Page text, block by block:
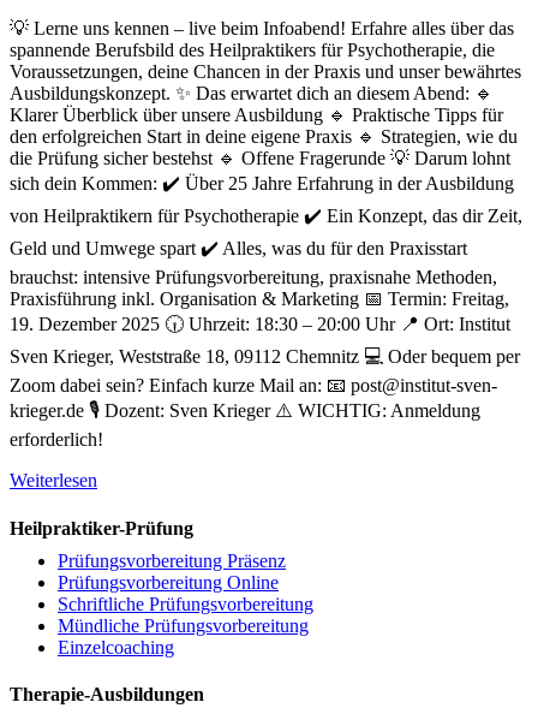
💡 Lerne uns kennen – live beim Infoabend! Erfahre alles über das
spannende Berufsbild des Heilpraktikers für Psychotherapie, die
Voraussetzungen, deine Chancen in der Praxis und unser bewährtes
Ausbildungskonzept. ✨ Das erwartet dich an diesem Abend: 🔹
Klarer Überblick über unsere Ausbildung 🔹 Praktische Tipps für
den erfolgreichen Start in deine eigene Praxis 🔹 Strategien, wie du
die Prüfung sicher bestehst 🔹 Offene Fragerunde 💡 Darum lohnt
sich dein Kommen: ✔️ Über 25 Jahre Erfahrung in der Ausbildung
von Heilpraktikern für Psychotherapie ✔️ Ein Konzept, das dir Zeit,
Geld und Umwege spart ✔️ Alles, was du für den Praxisstart
brauchst: intensive Prüfungsvorbereitung, praxisnahe Methoden,
Praxisführung inkl. Organisation & Marketing 📅 Termin: Freitag,
19. Dezember 2025 🕡 Uhrzeit: 18:30 – 20:00 Uhr 📍 Ort: Institut
Sven Krieger, Weststraße 18, 09112 Chemnitz 💻 Oder bequem per
Zoom dabei sein? Einfach kurze Mail an: 📧 post@institut-sven-
krieger.de 🎙️ Dozent: Sven Krieger ⚠️ WICHTIG: Anmeldung
erforderlich!
Weiterlesen
Heilpraktiker-Prüfung
Prüfungsvorbereitung Präsenz
Prüfungsvorbereitung Online
Schriftliche Prüfungsvorbereitung
Mündliche Prüfungsvorbereitung
Einzelcoaching
Therapie-Ausbildungen